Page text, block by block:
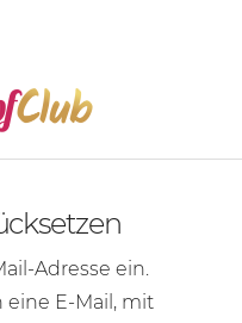
Adresse ein.
eine E-Mail , mit